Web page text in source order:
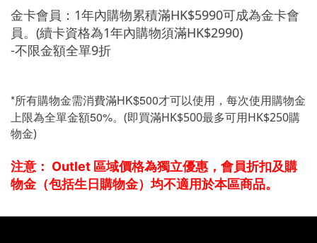
金卡會員：1年內購物累積滿HK$5990可成為金卡會
員。(續卡資格為1年內購物須滿HK$2990)
-不限金額全單9折
*所有購物金需消費滿HK$500才可以使用，每次使用購物金
上限為全單金額50%。 (即買滿HK$500最多可用HK$250購
物金)
注意： Outlet 區域價格為獨立優惠，會員折扣及購
物金（包括生日購物金）均不適用於本區商品。